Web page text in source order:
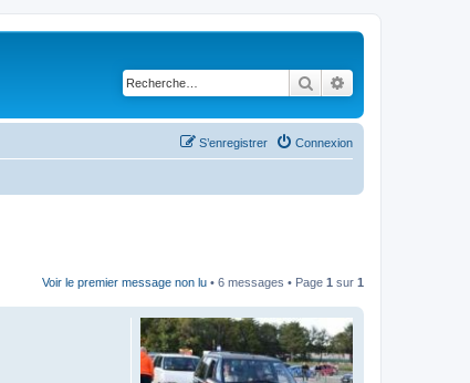
Rechercher
Connexion
S’enregistrer
Voir le premier message non lu • 6 messages • Page 1 sur 1